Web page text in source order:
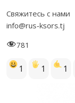
Свяжитесь с нами
info@rus-ksors.tj
781
1 1 1